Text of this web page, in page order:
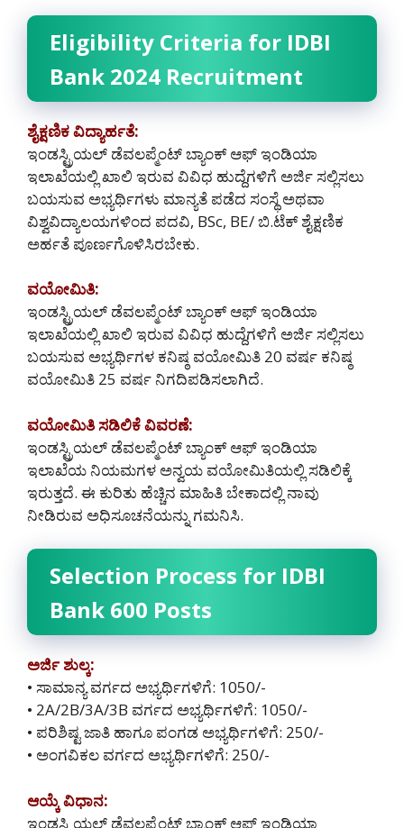
Eligibility Criteria for IDBI
Bank 2024 Recruitment
ಶೈಕ್ಷಣಿಕ ವಿದ್ಯಾರ್ಹತೆ:
ಇಂಡಸ್ಟ್ರಿಯಲ್ ಡೆವಲಪ್ಮೆಂಟ್ ಬ್ಯಾಂಕ್ ಆಫ್ ಇಂಡಿಯಾ
ಇಲಾಖೆಯಲ್ಲಿ ಖಾಲಿ ಇರುವ ವಿವಿಧ ಹುದ್ದೆಗಳಿಗೆ ಅರ್ಜಿ ಸಲ್ಲಿಸಲು
ಬಯಸುವ ಅಭ್ಯರ್ಥಿಗಳು ಮಾನ್ಯತೆ ಪಡೆದ ಸಂಸ್ಥೆ ಅಥವಾ
ವಿಶ್ವವಿದ್ಯಾಲಯಗಳಿಂದ ಪದವಿ, BSc, BE/ ಬಿ.ಟೆಕ್ ಶೈಕ್ಷಣಿಕ
ಅರ್ಹತೆ ಪೂರ್ಣಗೊಳಿಸಿರಬೇಕು.
ವಯೋಮಿತಿ:
ಇಂಡಸ್ಟ್ರಿಯಲ್ ಡೆವಲಪ್ಮೆಂಟ್ ಬ್ಯಾಂಕ್ ಆಫ್ ಇಂಡಿಯಾ
ಇಲಾಖೆಯಲ್ಲಿ ಖಾಲಿ ಇರುವ ವಿವಿಧ ಹುದ್ದೆಗಳಿಗೆ ಅರ್ಜಿ ಸಲ್ಲಿಸಲು
ಬಯಸುವ ಅಭ್ಯರ್ಥಿಗಳ ಕನಿಷ್ಠ ವಯೋಮಿತಿ 20 ವರ್ಷ ಕನಿಷ್ಠ
ವಯೋಮಿತಿ 25 ವರ್ಷ ನಿಗದಿಪಡಿಸಲಾಗಿದೆ.
ವಯೋಮಿತಿ ಸಡಿಲಿಕೆ ವಿವರಣೆ:
ಇಂಡಸ್ಟ್ರಿಯಲ್ ಡೆವಲಪ್ಮೆಂಟ್ ಬ್ಯಾಂಕ್ ಆಫ್ ಇಂಡಿಯಾ
ಇಲಾಖೆಯ ನಿಯಮಗಳ ಅನ್ವಯ ವಯೋಮಿತಿಯಲ್ಲಿ ಸಡಿಲಿಕ್ಕೆ
ಇರುತ್ತದೆ. ಈ ಕುರಿತು ಹೆಚ್ಚಿನ ಮಾಹಿತಿ ಬೇಕಾದಲ್ಲಿ ನಾವು
ನೀಡಿರುವ ಅಧಿಸೂಚನೆಯನ್ನು ಗಮನಿಸಿ.
Selection Process for IDBI
Bank 600 Posts
ಅರ್ಜಿ ಶುಲ್ಕ:
• ಸಾಮಾನ್ಯ ವರ್ಗದ ಅಭ್ಯರ್ಥಿಗಳಿಗೆ: 1050/-
• 2A/2B/3A/3B ವರ್ಗದ ಅಭ್ಯರ್ಥಿಗಳಿಗೆ: 1050/-
• ಪರಿಶಿಷ್ಟ ಜಾತಿ ಹಾಗೂ ಪಂಗಡ ಅಭ್ಯರ್ಥಿಗಳಿಗೆ: 250/-
• ಅಂಗವಿಕಲ ವರ್ಗದ ಅಭ್ಯರ್ಥಿಗಳಿಗೆ: 250/-
ಆಯ್ಕೆ ವಿಧಾನ:
ಇಂಡಸ್ಟ್ರಿಯಲ್ ಡೆವಲಪ್ಮೆಂಟ್ ಬ್ಯಾಂಕ್ ಆಫ್ ಇಂಡಿಯಾ